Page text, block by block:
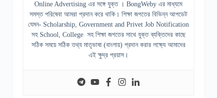
Online Advertising এর সঙ্গে যুক্ত । BongWeby এর মাধ্যমে
সমস্ত পরিষেবা আমরা প্রদান করে থাকি। শিক্ষা জগতের বিভিন্ন আপডেট
যেমন- Scholarship, Government and Privet Job Notification
সহ School, College সহ শিক্ষা জগতের সাথে যুক্ত ব্যক্তিদের কাছে
সঠিক সময়ে সঠিক তথ্য মাতৃভাষা (বাংলায়) প্রদান করার লক্ষ্যে আমাদের
এই ক্ষুদ্র প্রয়াস।